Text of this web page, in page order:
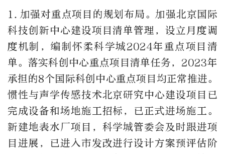
1. 加强对重点项目的规划布局。加强北京国际
科技创新中心建设项目清单管理，设立月度调
度机制，编制怀柔科学城2024年重点项目清
单。落实科创中心重点项目清单任务， 2023年
承担的8个国际科创中心重点项目均正常推进。
惯性与声学传感技术北京研究中心建设项目已
完成设备和场地施工招标，已正式进场施工。
新建地表水厂项目，科学城管委会及时跟进项
目进展，已进入市发改进行设计方案预评估阶